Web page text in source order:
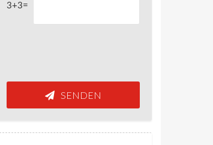
3+3=
SENDEN